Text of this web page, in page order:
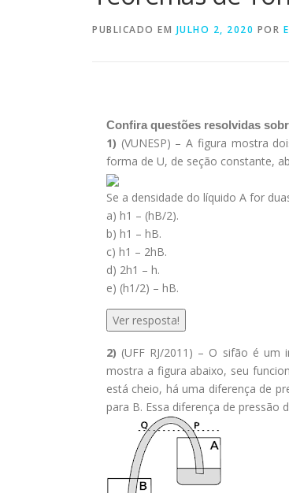
PUBLICADO EM JULHO 2, 2020 POR
Confira questões resolvidas
1) (VUNESP) – A figura mostra
forma de U, de seção constante,
Se a densidade do líquido A for
a) h1 – (hB/2).
b) h1 – hB.
c) h1 – 2hB.
d) 2h1 – h.
e) (h1/2) – hB.
Ver resposta!
2) (UFF RJ/2011) – O sifão é
mostra a figura abaixo, seu
está cheio, há uma diferença de
para B. Essa diferença de pressão